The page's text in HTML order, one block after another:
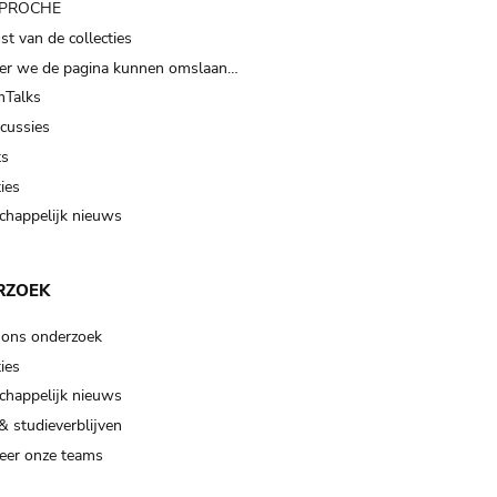
van de collecties
we de pagina kunnen omslaan…
nieuws
onderzoek
nieuws
studieverblijven
onze teams